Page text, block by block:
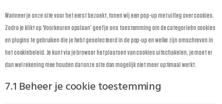
Wanneer je onze site voor het eerst bezoekt, tonen wij een pop-up met uitleg over cookies.
Zodra je klikt op ‘Voorkeuren opslaan’ geef je ons toestemming om de categorieën cookies
en plugins te gebruiken die je hebt geselecteerd in de pop-up en welke zijn omschreven in
het cookiebeleid. Je kunt via je browser het plaatsen van cookies uitschakelen, je moet er
dan wel rekening mee houden dat onze site dan mogelijk niet meer optimaal werkt.
7.1 Beheer je cookie toestemming